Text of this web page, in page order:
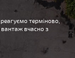
терміново,
вчасно з